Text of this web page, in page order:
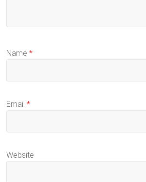
Name*
Email*
Website